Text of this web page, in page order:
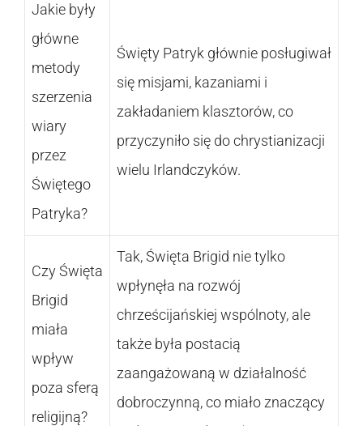
Jakie były
główne
metody
szerzenia
wiary
przez
Świętego
Patryka?
Święty Patryk głównie posługiwał
się misjami, kazaniami i
zakładaniem klasztorów, co
przyczyniło się do chrystianizacji
wielu Irlandczyków.
Czy Święta
Brigid
miała
wpływ
poza sferą
religijną?
Tak, Święta Brigid nie tylko
wpłynęła na rozwój
chrześcijańskiej wspólnoty, ale
także była postacią
zaangażowaną w działalność
dobroczynną, co miało znaczący